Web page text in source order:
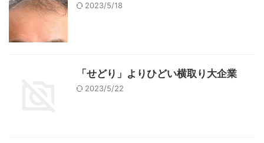
2023/5/18
「せどり」よりひどい横取り大企業
2023/5/22